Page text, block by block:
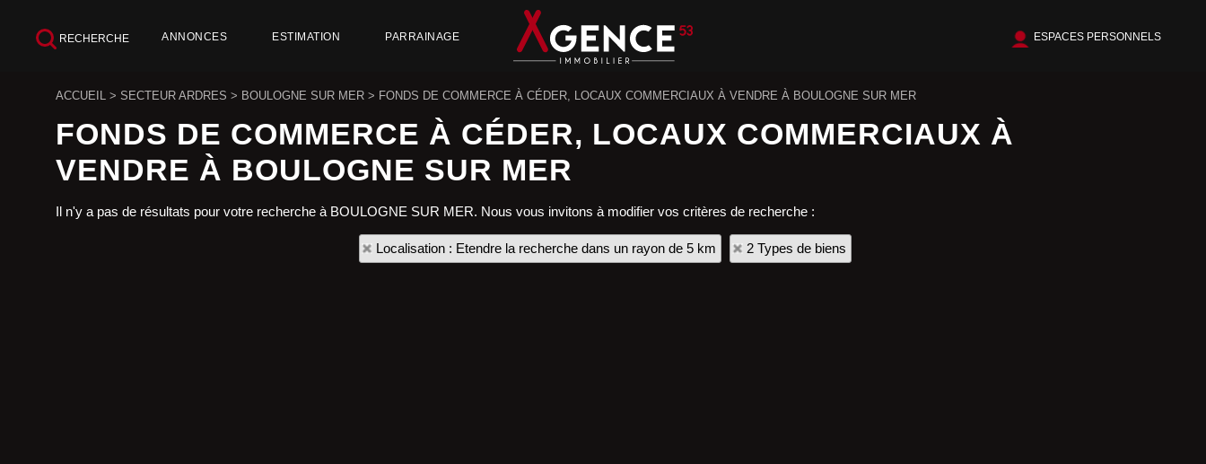
RECHERCHE ESPACES PERSONNELS
ANNONCES ESTIMATION PARRAINAGE
ACCUEIL > SECTEUR ARDRES > BOULOGNE SUR MER > FONDS DE COMMERCE À CÉDER, LOCAUX COMMERCIAUX À VENDRE À BOULOGNE SUR MER
FONDS DE COMMERCE À CÉDER, LOCAUX COMMERCIAUX À
VENDRE À BOULOGNE SUR MER
Il n'y a pas de résultats pour votre recherche à BOULOGNE SUR MER. Nous vous invitons à modifier vos critères de recherche :
Localisation : Etendre la recherche dans un rayon de 5 km 2 Types de biens